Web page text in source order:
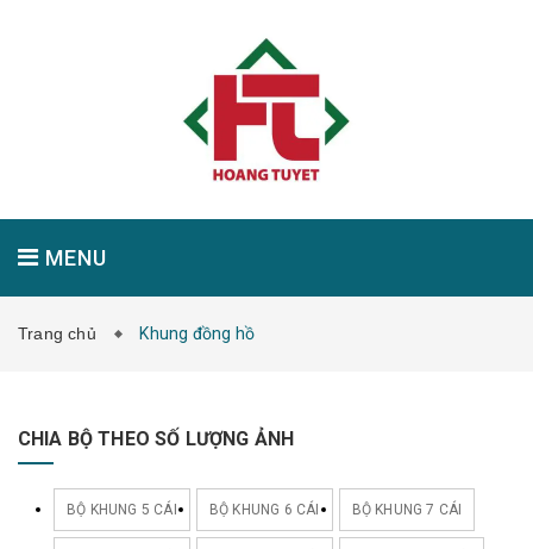
MENU
LIÊN HỆ
Trang chủ Khung đồng hồ
CHIA BỘ THEO SỐ LƯỢNG ẢNH
BỘ KHUNG 5 CÁI BỘ KHUNG 6 CÁI BỘ KHUNG 7 CÁI